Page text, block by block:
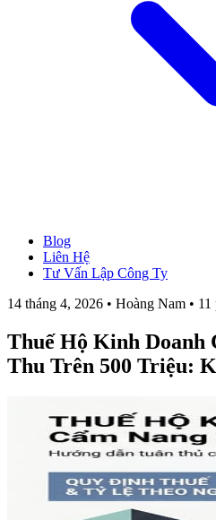
Thành Lập Công Ty
Làm Giấy Phép Kinh
Giải Thể Công Ty
Hóa Đơn Điện Tử
Chữ Ký Số
Thành Lập CT Vốn
Blog
Liên Hệ
Tư Vấn Lập Công Ty
14 tháng 4, 2026 • Hoàng Nam • 11
Thuế Hộ Kinh Doanh
Thu Trên 500 Triệu: